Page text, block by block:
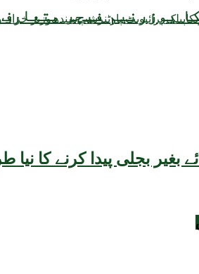
یوزرنیم فیچر
بغیر بجلی پیدا کرنے کا
پبلک پرائیویٹ پارٹنرشپسندھوزیر خزانہ